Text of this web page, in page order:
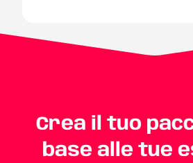
Crea il tuo
base alle tue